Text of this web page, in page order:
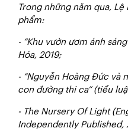
Trong những năm qua,
phẩm:
- “Khu vườn ươm ánh
Hóa, 2019;
- “Nguyễn Hoàng Đức và
con đường thi ca” (tiểu
- The Nursery Of Light
Independently Published,